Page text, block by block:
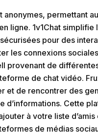
anonymes, permettant
ligne. 1v1Chat
pour des
les connexions
provenant de
de chat vidéo.
et de rencontrer des
d’informations. Cette
à votre liste
de médias